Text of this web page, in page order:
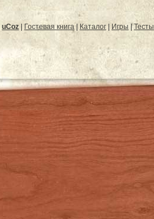
uCoz Гостевая книга| Каталог Игры |Тесты